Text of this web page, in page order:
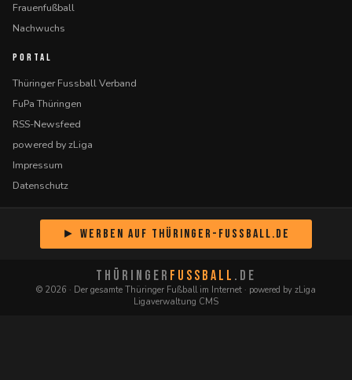
Frauenfußball
Nachwuchs
PORTAL
Thüringer Fussball Verband
FuPa Thüringen
RSS-Newsfeed
powered by zLiga
Impressum
Datenschutz
► Werben auf Thüringer-Fussball.de
THÜRINGER FUSSBALL .DE
© 2026 · Der gesamte Thüringer Fußball im Internet · powered by zLiga
Ligaverwaltung CMS